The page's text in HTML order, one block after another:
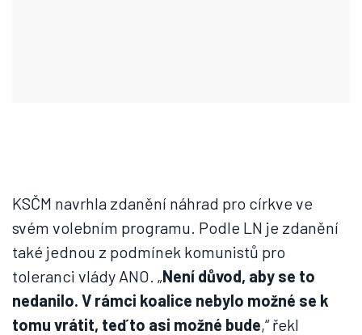
KSČM navrhla zdanění náhrad pro církve ve
svém volebním programu. Podle LN je zdanění
také jednou z podmínek komunistů pro
toleranci vlády ANO. „Není důvod, aby se to
nedanilo. V rámci koalice nebylo možné se k
tomu vrátit, teď to asi možné bude,“ řekl